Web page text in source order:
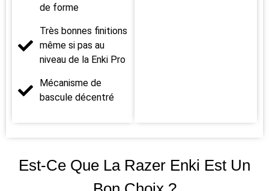
de forme
Très bonnes finitions
même si pas au
niveau de la Enki Pro
Mécanisme de
bascule décentré
Est-Ce Que La Razer Enki Est Un